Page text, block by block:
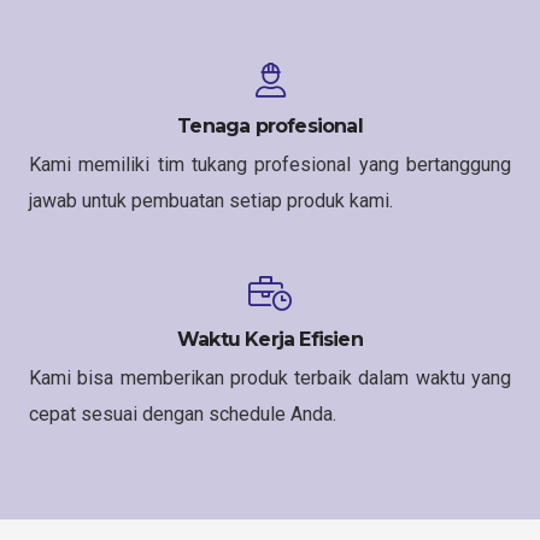
Tenaga profesional
Kami memiliki tim tukang profesional yang bertanggung
jawab untuk pembuatan setiap produk kami.
Waktu Kerja Efisien
Kami bisa memberikan produk terbaik dalam waktu yang
cepat sesuai dengan schedule Anda.